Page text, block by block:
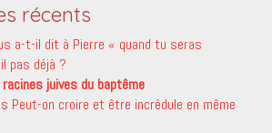
récents
a-t-il dit à Pierre « quand tu seras
pas déjà ?
juives du baptême
Peut-on croire et être incrédule en même